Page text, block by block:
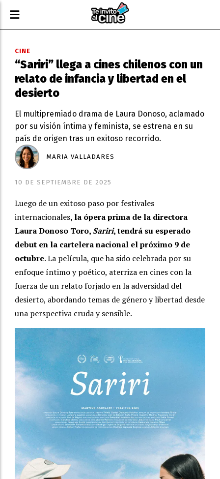
“Sariri” llega a cines chilenos con un
relato de infancia y libertad en el
desierto
El multipremiado drama de Laura Donoso, aclamado
por su visión íntima y feminista, se estrena en su
país de origen tras un exitoso recorrido.
CINE
10 DE SEPTIEMBRE DE 2025
MARIA VALLADARES
Luego de un exitoso paso por festivales
internacionales, la ópera prima de la directora
Laura Donoso Toro, Sariri, tendrá su esperado
debut en la cartelera nacional el próximo 9 de
octubre. La película, que ha sido celebrada por su
enfoque íntimo y poético, aterriza en cines con la
fuerza de un relato forjado en la adversidad del
desierto, abordando temas de género y libertad desde
una perspectiva cruda y sensible.